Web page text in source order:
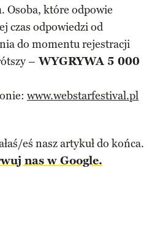
Osoba, które odpowie
czas odpowiedzi od
do momentu rejestracji
– WYGRYWA 5 000
www.webstarfestival.pl
eś nasz artykuł do końca.
nas w Google.